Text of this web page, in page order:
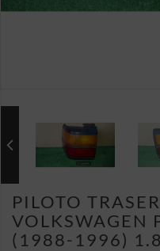
PILOTO
VOLKSWAGEN
(1988-1996)